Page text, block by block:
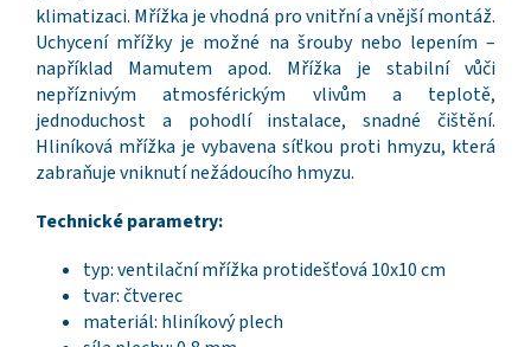
klimatizaci. Mřížka je vhodná pro vnitřní a vnější montáž.
Uchycení mřížky je možné na šrouby nebo lepením –
například Mamutem apod. Mřížka je stabilní vůči
nepříznivým atmosférickým vlivům a teplotě,
jednoduchost a pohodlí instalace, snadné čištění.
Hliníková mřížka je vybavena síťkou proti hmyzu, která
zabraňuje vniknutí nežádoucího hmyzu.
Technické parametry:
typ: ventilační mřížka protidešťová 10x10 cm
tvar: čtverec
materiál: hliníkový plech